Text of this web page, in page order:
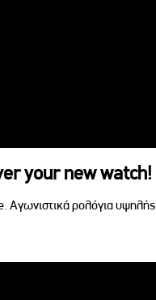
your new watch!
Αγωνιστικά ρολόγια υψηλής